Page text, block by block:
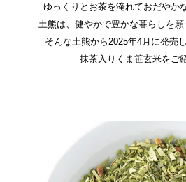
ゆっくりとお茶を淹れておだやか
土熊は、健やかで豊かな暮らしを願
そんな土熊から2025年4月に発売
抹茶入りくま笹玄米をご